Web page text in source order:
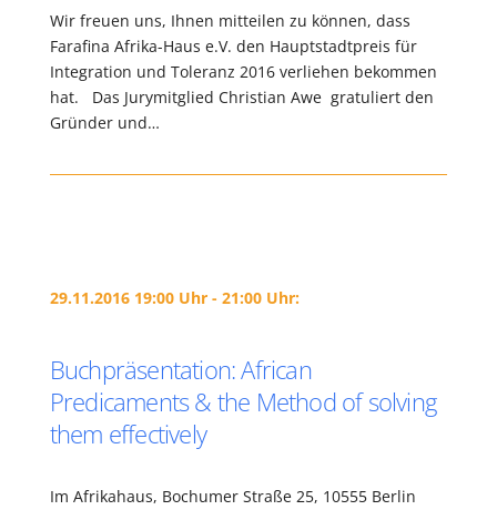
Wir freuen uns, Ihnen mitteilen zu können, dass
Farafina Afrika-Haus e.V. den Hauptstadtpreis für
Integration und Toleranz 2016 verliehen bekommen
hat. Das Jurymitglied Christian Awe gratuliert den
Gründer und…
29.11.2016 19:00 Uhr - 21:00 Uhr:
Buchpräsentation: African
Predicaments & the Method of solving
them effectively
Im Afrikahaus, Bochumer Straße 25, 10555 Berlin